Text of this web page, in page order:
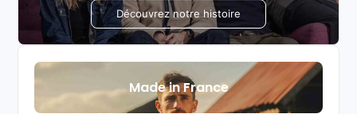
Découvrez notre histoire
Made in France